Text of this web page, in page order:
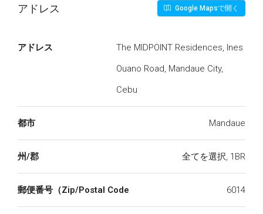
アドレス Google Mapsで開く
アドレス
The MIDPOINT Residences, Ines
Ouano Road, Mandaue City,
Cebu
都市 Mandaue
州/郡 全てを選択, 1BR
郵便番号（Zip/Postal Code 6014